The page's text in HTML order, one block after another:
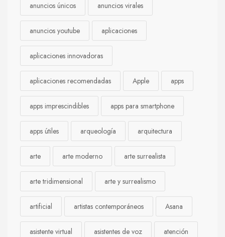
anuncios únicos anuncios virales
anuncios youtube aplicaciones
aplicaciones innovadoras
aplicaciones recomendadas Apple apps
apps imprescindibles apps para smartphone
apps útiles arqueología arquitectura
arte arte moderno arte surrealista
arte tridimensional arte y surrealismo
artificial artistas contemporáneos Asana
asistente virtual asistentes de voz atención